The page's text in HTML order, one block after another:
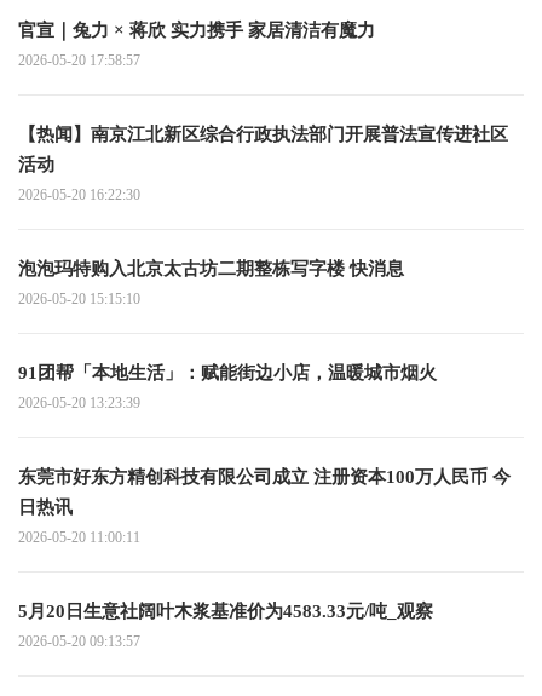
官宣｜兔力 × 蒋欣 实力携手 家居清洁有魔力
2026-05-20 17:58:57
【热闻】南京江北新区综合行政执法部门开展普法宣传进社区
活动
2026-05-20 16:22:30
泡泡玛特购入北京太古坊二期整栋写字楼 快消息
2026-05-20 15:15:10
91团帮「本地生活」：赋能街边小店，温暖城市烟火
2026-05-20 13:23:39
东莞市好东方精创科技有限公司成立 注册资本100万人民币 今
日热讯
2026-05-20 11:00:11
5月20日生意社阔叶木浆基准价为4583.33元/吨_观察
2026-05-20 09:13:57